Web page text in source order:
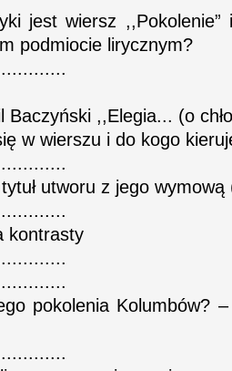
jest wiersz
podmiocie lirycznym?
,,Elegia... (o
w wierszu i do kogo
utworu z jego wymową
kontrasty
pokolenia Kolumbów?